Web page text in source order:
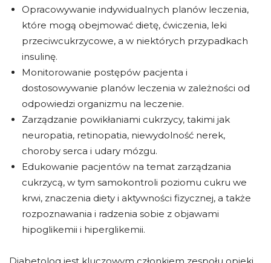
Opracowywanie indywidualnych planów leczenia,
które mogą obejmować dietę, ćwiczenia, leki
przeciwcukrzycowe, a w niektórych przypadkach
insulinę.
Monitorowanie postępów pacjenta i
dostosowywanie planów leczenia w zależności od
odpowiedzi organizmu na leczenie.
Zarządzanie powikłaniami cukrzycy, takimi jak
neuropatia, retinopatia, niewydolność nerek,
choroby serca i udary mózgu.
Edukowanie pacjentów na temat zarządzania
cukrzycą, w tym samokontroli poziomu cukru we
krwi, znaczenia diety i aktywności fizycznej, a także
rozpoznawania i radzenia sobie z objawami
hipoglikemii i hiperglikemii.
Diabetolog jest kluczowym członkiem zespołu opieki